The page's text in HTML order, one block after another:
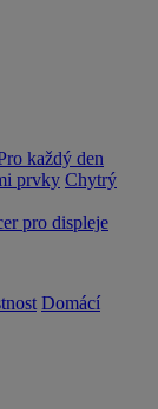
každý den
prvky Chytrý
pro displeje
Domácí